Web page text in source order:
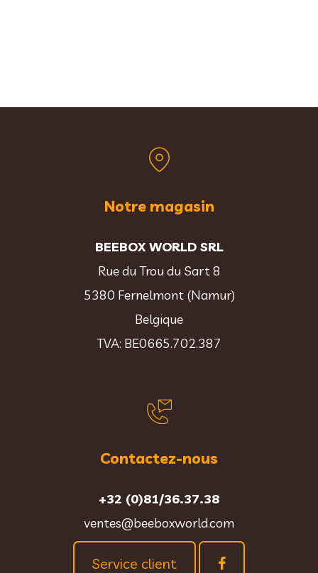
Notre magasin
BEEBOX WORLD SRL
Rue du Trou du Sart 8
5380 Fernelmont (Namur)
Belgique
TVA: BE0665.702.387
Contactez-nous
+32 (0)81/36.37.38
ventes@beeboxworld.com
Service client